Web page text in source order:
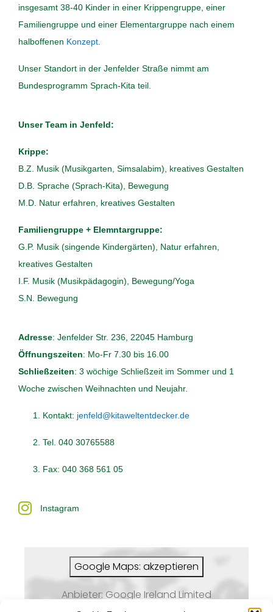
insgesamt 38-40 Kinder in einer Krippengruppe, einer
Familiengruppe und einer Elementargruppe nach einem
halboffenen Konzept
Unser Standort in der Jenfelder Straße nimmt am
Bundesprogramm Sprach-Kita teil.
Unser Team in Jenfeld:
Krippe:
B.Z. Musik (Musikgarten, Simsalabim), kreatives Gestalten
D.B. Sprache (Sprach-Kita), Bewegung
M.D. Natur erfahren, kreatives Gestalten
Familiengruppe + Elemntargruppe:
G.P. Musik (singende Kindergärten), Natur erfahren,
kreatives Gestalten
I.F. Musik (Musikpädagogin), Bewegung/Yoga
S.N. Bewegung
Adresse: Jenfelder Str. 236, 22045 Hamburg
Öffnungszeiten: Mo-Fr 7.30 bis 16.00
Schließzeiten: 3 wöchige Schließzeit im Sommer und 1
Woche zwischen Weihnachten und Neujahr.
Kontakt: jenfeld@kitaweltentdecker.de
Tel. 040 30765588
Fax: 040 368 561 05
Instagram
Google Maps: akzeptieren
Anbieter: Google Ireland Limited